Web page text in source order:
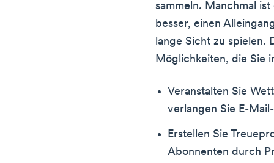
sammeln. Manchmal
besser, einen
lange Sicht zu spielen.
Möglichkeiten, die Sie
Veranstalten Sie
verlangen Sie E-
Erstellen Sie
Abonnenten durch